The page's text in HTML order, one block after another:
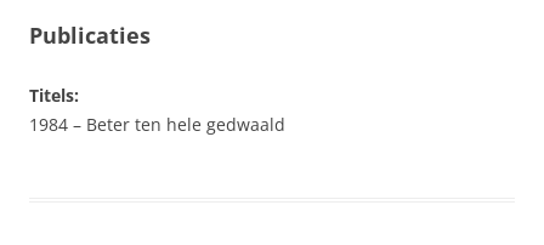
Publicaties
Titels:
1984 – Beter ten hele gedwaald